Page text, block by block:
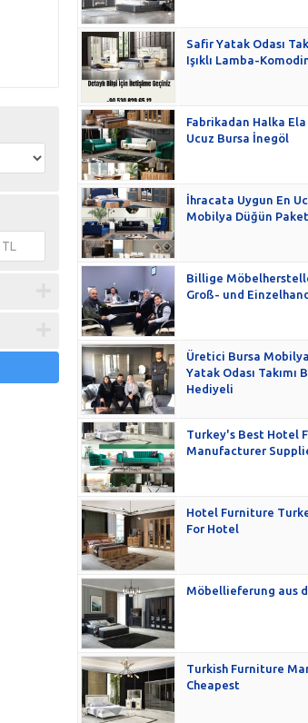
Safir Yatak Odası
Işıklı Lamba-
Fabrikadan Halka
Ucuz Bursa İnegöl
İhracata Uygun En
Mobilya Düğün
Billige
Groß- und
Üretici Bursa
Yatak Odası Takımı
Hediyeli
Turkey's Best Hotel
Manufacturer
Hotel Furniture
For Hotel
Möbellieferung aus
Turkish Furniture
Cheapest